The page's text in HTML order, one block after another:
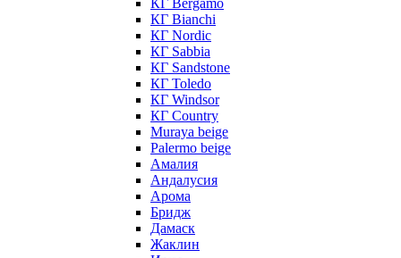
КГ Bergamo
КГ Bianchi
КГ Nordic
КГ Sabbia
КГ Sandstone
КГ Toledo
КГ Windsor
КГ Сountry
Muraya beige
Palermo beige
Амалия
Андалусия
Арома
Бридж
Дамаск
Жаклин